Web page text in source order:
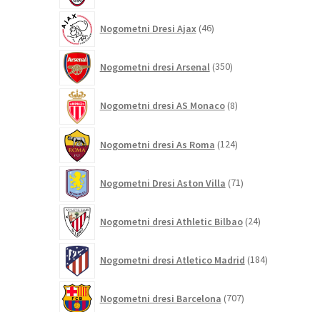
Nogometni Dresi Ajax 46izdelkov
Nogometni dresi Arsenal 350izdelkov
Nogometni dresi AS Monaco 8izdelkov
Nogometni dresi As Roma 124izdelkov
Nogometni Dresi Aston Villa 71izdelkov
Nogometni dresi Athletic Bilbao 24izdelkov
Nogometni dresi Atletico Madrid 184izdelkov
Nogometni dresi Barcelona 707izdelkov